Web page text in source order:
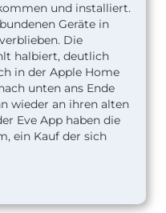
und installiert.
Geräte in
Die
halbiert, deutlich
in der Apple Home
unten ans Ende
wieder an ihren alten
Eve App haben die
ein Kauf der sich